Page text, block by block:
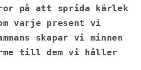
på att sprida kärlek
varje present vi
skapar vi minnen
till dem vi håller